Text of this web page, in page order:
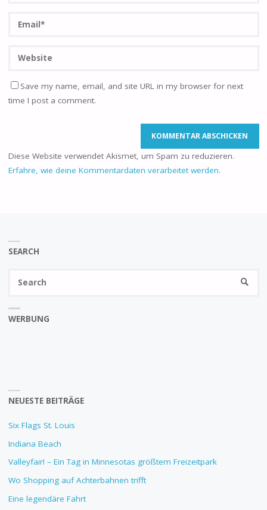
Save my name, email, and site URL in my browser for next
time I post a comment.
Diese Website verwendet Akismet, um Spam zu reduzieren.
Erfahre, wie deine Kommentardaten verarbeitet werden.
SEARCH
WERBUNG
NEUESTE BEITRÄGE
Six Flags St. Louis
Indiana Beach
Valleyfair! – Ein Tag in Minnesotas größtem Freizeitpark
Wo Shopping auf Achterbahnen trifft
Eine legendäre Fahrt